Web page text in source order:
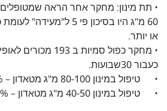
• תת מינון: מחקר אחר הראה שמטופלים
או יותר.
• מחקר כפול סמיות ב
כעבור 30שבועות.
• טיפול במינון 80-100 מ"ג מטאדון – 53% חיובית להרואין.
• טיפול במינון 40-50 מ"ג מטאדון – 62% חיובית להרואין.